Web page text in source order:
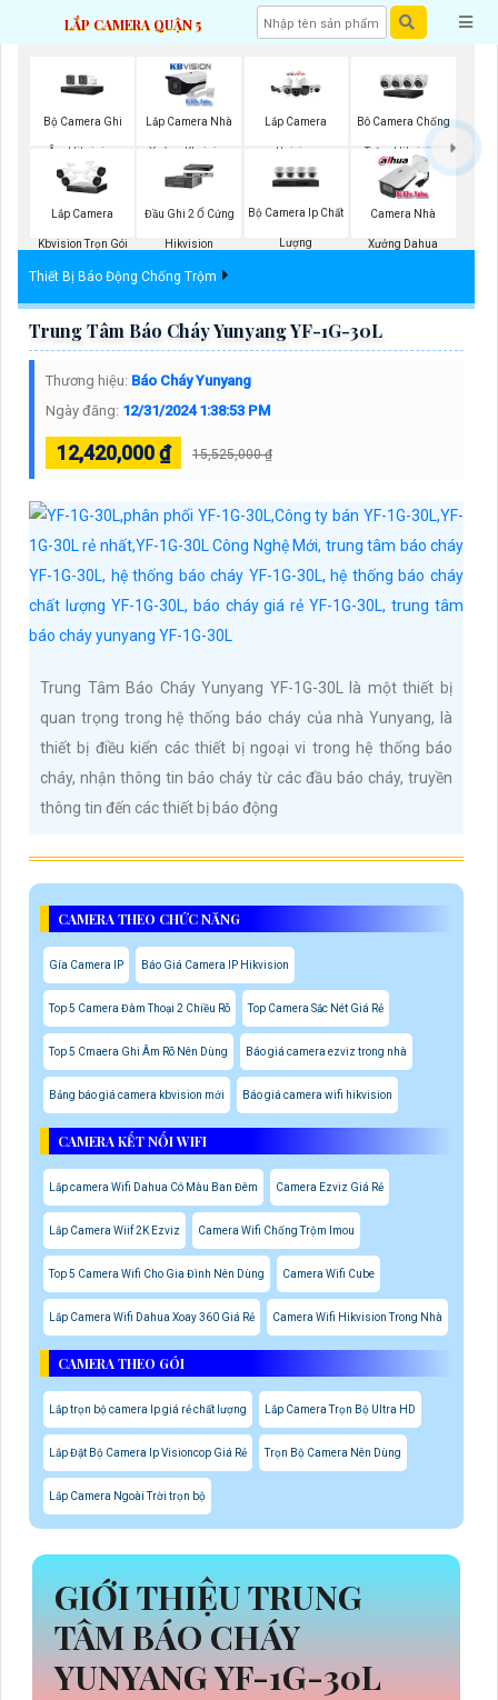
LẮP CAMERA QUẬN 5
Bộ Camera Ghi
Âm Hikvision
Lắp Camera Nhà
Xưởng Kbvision
Lắp Camera
Uniview
Bô Camera Chống
Trộm Hikvision
Lắp Camera
Kbvision Trọn Gói
Đầu Ghi 2 Ổ Cứng
Hikvision
Bộ Camera Ip Chất
Lượng
Camera Nhà
Xưởng Dahua
Thiết Bị Báo Động Chống Trộm
Trung Tâm Báo Cháy Yunyang YF-1G-30L
Thương hiệu: Báo Cháy Yunyang
Ngày đăng: 12/31/2024 1:38:53 PM
12,420,000 ₫ 15,525,000 ₫
Trung Tâm Báo Cháy Yunyang YF-1G-30L là một thiết bị
quan trọng trong hệ thống báo cháy của nhà Yunyang, là
thiết bị điều kiển các thiết bị ngoại vi trong hệ thống báo
cháy, nhận thông tin báo cháy từ các đầu báo cháy, truyền
thông tin đến các thiết bị báo động
CAMERA THEO CHỨC NĂNG
Gía Camera IP Báo Giá Camera IP Hikvision
Top 5 Camera Đàm Thoại 2 Chiều Rõ Top Camera Sắc Nét Giá Rẻ
Top 5 Cmaera Ghi Âm Rõ Nên Dùng Báo giá camera ezviz trong nhà
Bảng báo giá camera kbvision mới Báo giá camera wifi hikvision
CAMERA KẾT NỐI WIFI
Lắp camera Wifi Dahua Có Màu Ban Đêm Camera Ezviz Giá Rẻ
Lắp Camera Wiif 2K Ezviz Camera Wifi Chống Trộm Imou
Top 5 Camera Wifi Cho Gia Đình Nên Dùng Camera Wifi Cube
Lắp Camera Wifi Dahua Xoay 360 Giá Rẻ Camera Wifi Hikvision Trong Nhà
CAMERA THEO GÓI
Lắp trọn bộ camera Ip giá rẻ chất lượng Lắp Camera Trọn Bộ Ultra HD
Lắp Đặt Bộ Camera Ip Visioncop Giá Rẻ Trọn Bộ Camera Nên Dùng
Lắp Camera Ngoài Trời trọn bộ
GIỚI THIỆU TRUNG
TÂM BÁO CHÁY
YUNYANG YF-1G-30L